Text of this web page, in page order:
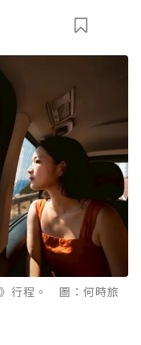
購買點數
行程。 圖：何時旅